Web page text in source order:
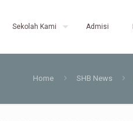
Sekolah Kami Admisi
Home SHB News